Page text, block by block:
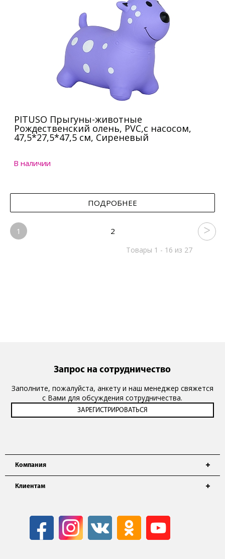
PITUSO Прыгуны-животные
Рождественский олень, PVC,с насосом,
47,5*27,5*47,5 см, Сиреневый
В наличии
ПОДРОБНЕЕ
1 2
Товары 1 - 16 из 27
Компания
Клиентам
Запрос на сотрудничество
Заполните, пожалуйста, анкету и наш менеджер свяжется
с Вами для обсуждения сотрудничества.